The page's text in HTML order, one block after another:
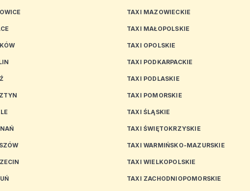
TAXI MAZOWIECKIE
TAXI MAŁOPOLSKIE
TAXI OPOLSKIE
TAXI PODKARPACKIE
TAXI PODLASKIE
TAXI POMORSKIE
TAXI ŚLĄSKIE
TAXI ŚWIĘTOKRZYSKIE
TAXI WARMIŃSKO-MAZURSKIE
TAXI WIELKOPOLSKIE
TAXI ZACHODNIOPOMORSKIE